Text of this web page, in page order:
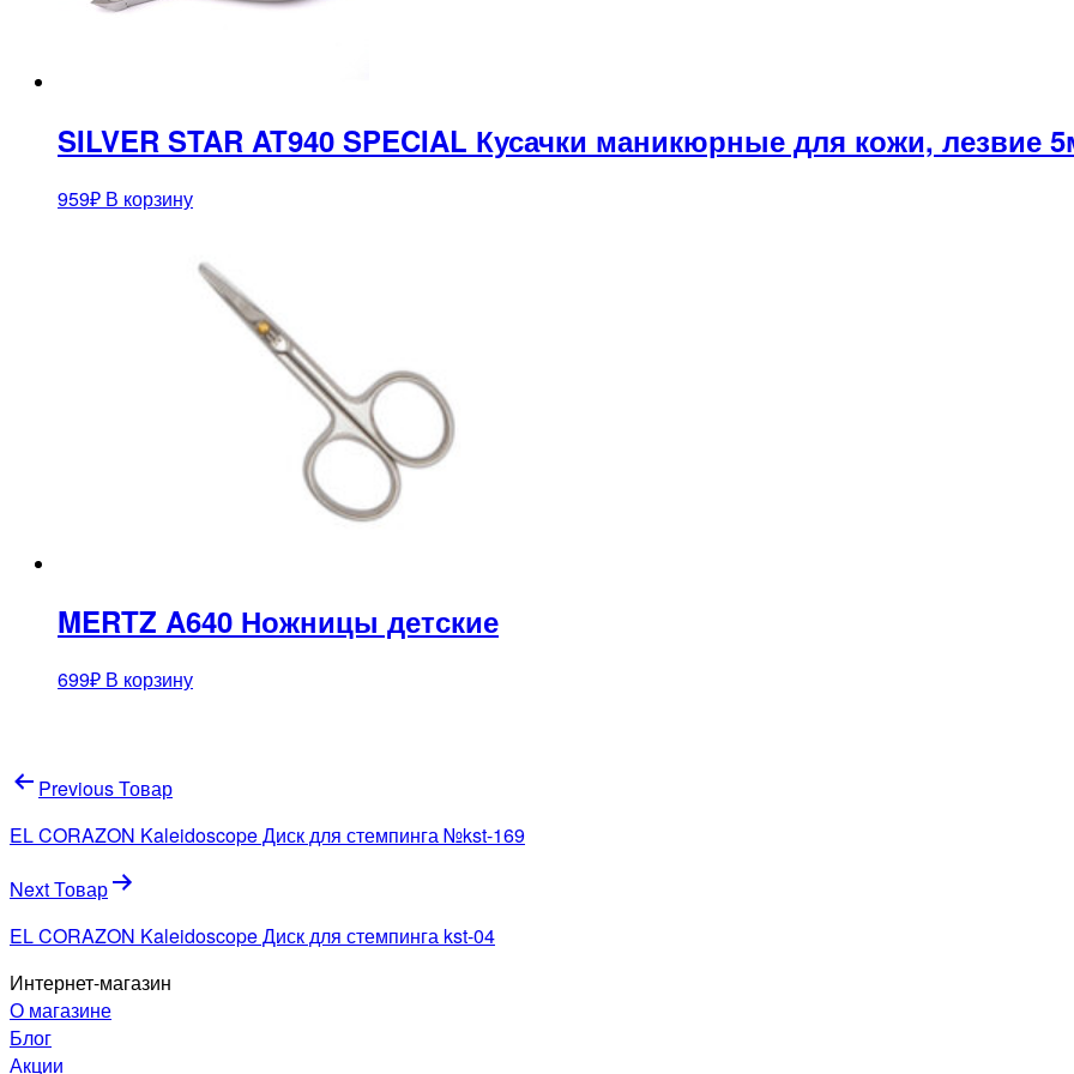
SILVER STAR AT940 SPECIAL Кусачки маникюрные для кожи, лезвие
959₽ В корзину
MERTZ A640 Ножницы детские
699₽ В корзину
Навигация
по
записям
Previous Товар
EL CORAZON Kaleidoscope Диск для стемпинга №kst-169
Next Товар
EL CORAZON Kaleidoscope Диск для стемпинга kst-04
Интернет-магазин
О магазине
Блог
Акции